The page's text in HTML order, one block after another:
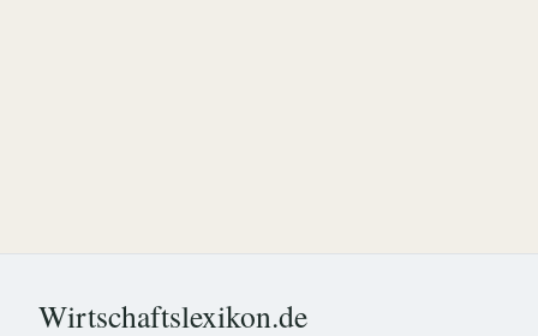
Wirtschaftslexikon.de